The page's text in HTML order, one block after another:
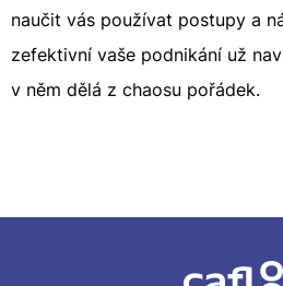
naučit vás používat postupy a
zefektivní vaše podnikání už
v něm dělá z chaosu pořádek.